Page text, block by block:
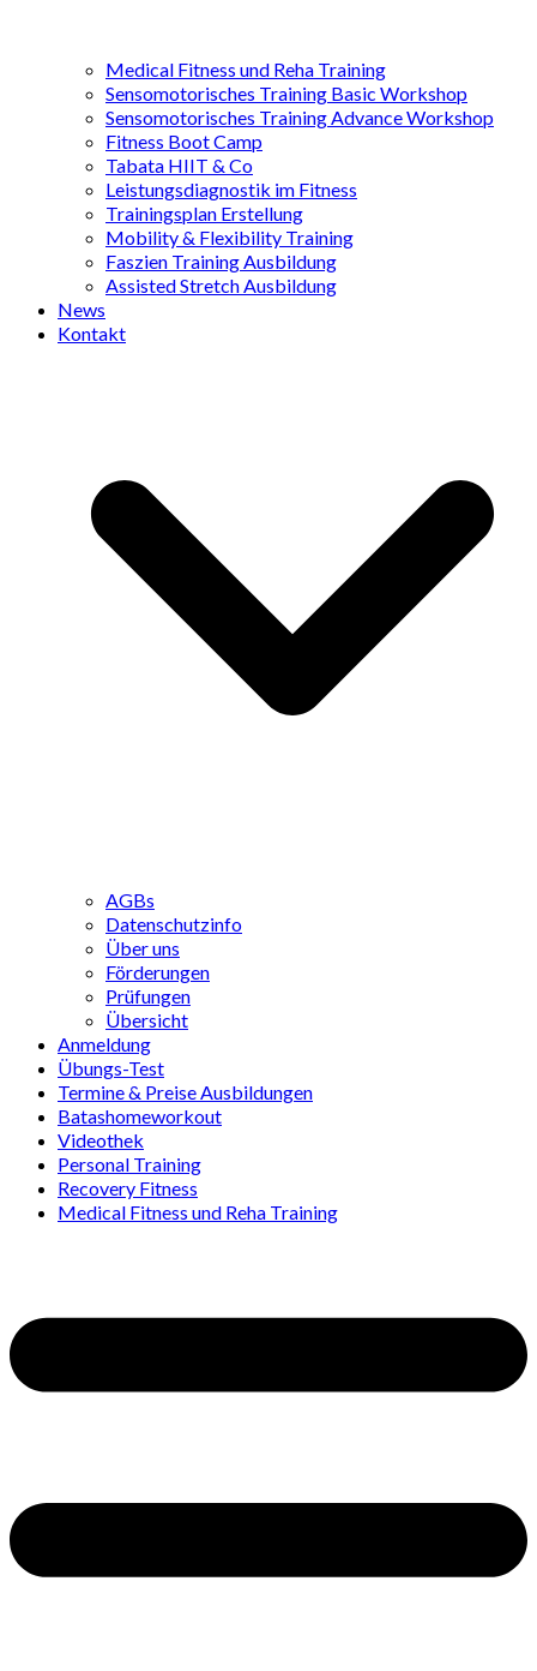
Medical Fitness und Reha Training
Sensomotorisches Training Basic Workshop
Sensomotorisches Training Advance Workshop
Fitness Boot Camp
Tabata HIIT & Co
Leistungsdiagnostik im Fitness
Trainingsplan Erstellung
Mobility & Flexibility Training
Faszien Training Ausbildung
Assisted Stretch Ausbildung
News
Kontakt
AGBs
Datenschutzinfo
Über uns
Förderungen
Prüfungen
Übersicht
Anmeldung
Übungs-Test
Termine & Preise Ausbildungen
Batashomeworkout
Videothek
Personal Training
Recovery Fitness
Medical Fitness und Reha Training